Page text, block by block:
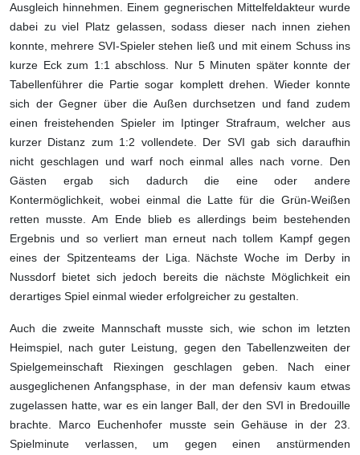
Ausgleich hinnehmen. Einem gegnerischen Mittelfeldakteur wurde
dabei zu viel Platz gelassen, sodass dieser nach innen ziehen
konnte, mehrere SVI-Spieler stehen ließ und mit einem Schuss ins
kurze Eck zum 1:1 abschloss. Nur 5 Minuten später konnte der
Tabellenführer die Partie sogar komplett drehen. Wieder konnte
sich der Gegner über die Außen durchsetzen und fand zudem
einen freistehenden Spieler im Iptinger Strafraum, welcher aus
kurzer Distanz zum 1:2 vollendete. Der SVI gab sich daraufhin
nicht geschlagen und warf noch einmal alles nach vorne. Den
Gästen ergab sich dadurch die eine oder andere
Kontermöglichkeit, wobei einmal die Latte für die Grün-Weißen
retten musste. Am Ende blieb es allerdings beim bestehenden
Ergebnis und so verliert man erneut nach tollem Kampf gegen
eines der Spitzenteams der Liga. Nächste Woche im Derby in
Nussdorf bietet sich jedoch bereits die nächste Möglichkeit ein
derartiges Spiel einmal wieder erfolgreicher zu gestalten.
Auch die zweite Mannschaft musste sich, wie schon im letzten
Heimspiel, nach guter Leistung, gegen den Tabellenzweiten der
Spielgemeinschaft Riexingen geschlagen geben. Nach einer
ausgeglichenen Anfangsphase, in der man defensiv kaum etwas
zugelassen hatte, war es ein langer Ball, der den SVI in Bredouille
brachte. Marco Euchenhofer musste sein Gehäuse in der 23.
Spielminute verlassen, um gegen einen anstürmenden